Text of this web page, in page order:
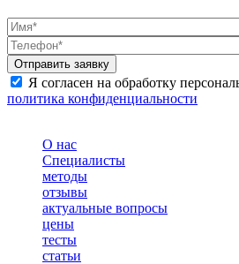
Я согласен на обработку
политика конфиденциальности
О нас
Специалисты
методы
отзывы
актуальные вопросы
цены
тесты
статьи